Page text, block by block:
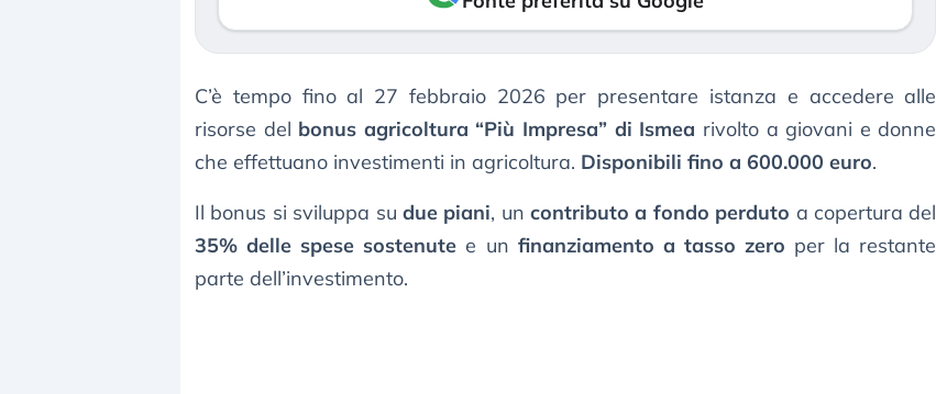
C’è tempo fino al 27 febbraio 2026 per presentare istanza e accedere alle
risorse del bonus agricoltura “Più Impresa” di Ismea rivolto a giovani e donne
che effettuano investimenti in agricoltura. Disponibili fino a 600.000 euro.
Il bonus si sviluppa su due piani, uncontributo a fondo perduto a copertura del
35% delle spese sostenute e un finanziamento a tasso zero per la restante
parte dell’investimento.